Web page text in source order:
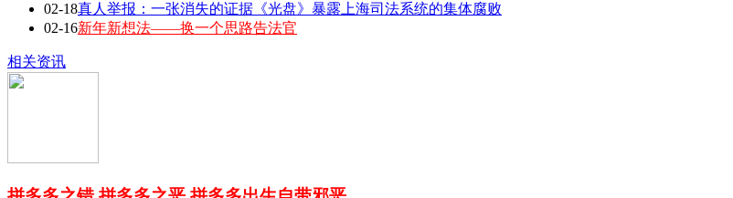
02-18真人举报：一张消失的证据《光盘》暴露上海司法系统的集体腐败
02-16新年新想法——换一个思路告法官
相关资讯